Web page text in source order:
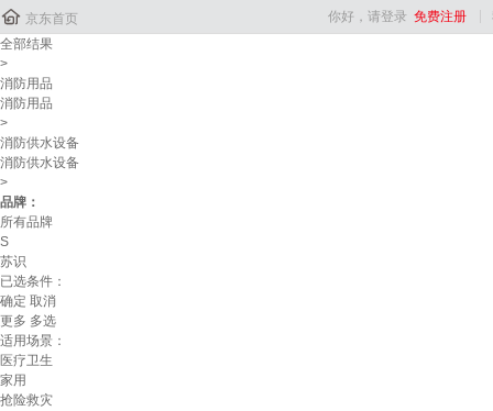
 京东首页 你好，请登录 免费注册
全部结果
>
消防用品
消防用品
>
消防供水设备
消防供水设备
>
品牌：
所有品牌
S
苏识
已选条件：
确定 取消
更多 多选
适用场景：
医疗卫生
家用
抢险救灾